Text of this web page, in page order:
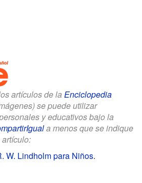
artículos de la Enciclopedia
se puede utilizar
y educativos bajo la
a menos que se indique
W. Lindholm para Niños.